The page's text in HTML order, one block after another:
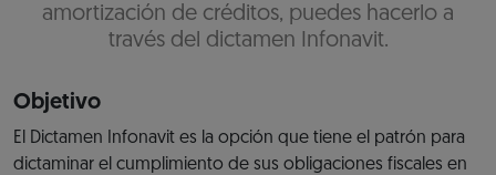
amortización de créditos, puedes hacerlo a
través del dictamen Infonavit.
Objetivo
El Dictamen Infonavit es la opción que tiene el patrón para
dictaminar el cumplimiento de sus obligaciones fiscales en